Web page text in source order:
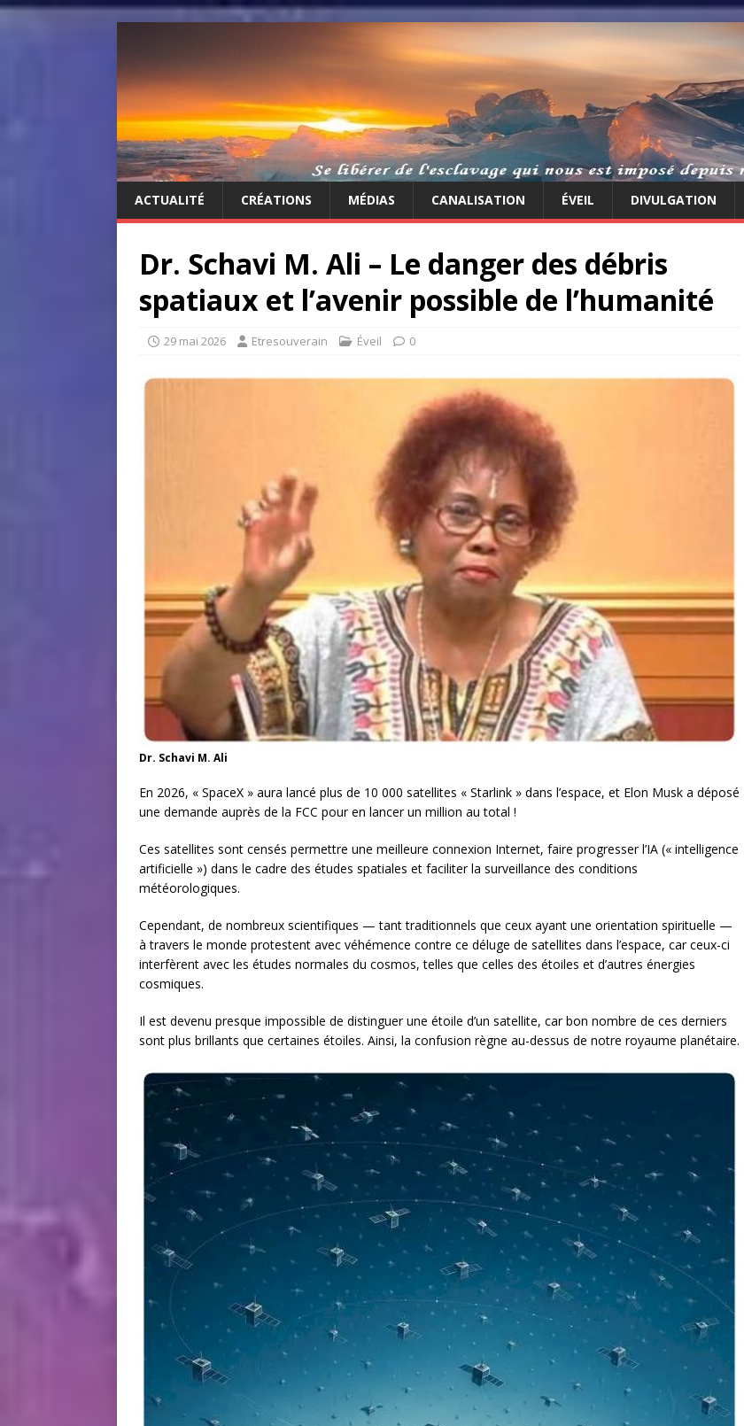
ACTUALITÉ CRÉATIONS MÉDIAS CANALISATION ÉVEIL DIVULGATION
Dr. Schavi M. Ali – Le danger des débris
spatiaux et l’avenir possible de l’humanité
29 mai 2026 Etresouverain Éveil 0
Dr. Schavi M. Ali
En 2026, « SpaceX » aura lancé plus de 10 000 satellites « Starlink » dans l’espace, et Elon Musk a déposé
une demande auprès de la FCC pour en lancer un million au total !
Ces satellites sont censés permettre une meilleure connexion Internet, faire progresser l’IA (« intelligence
artificielle ») dans le cadre des études spatiales et faciliter la surveillance des conditions
météorologiques.
Cependant, de nombreux scientifiques — tant traditionnels que ceux ayant une orientation spirituelle —
à travers le monde protestent avec véhémence contre ce déluge de satellites dans l’espace, car ceux-ci
interfèrent avec les études normales du cosmos, telles que celles des étoiles et d’autres énergies
cosmiques.
Il est devenu presque impossible de distinguer une étoile d’un satellite, car bon nombre de ces derniers
sont plus brillants que certaines étoiles. Ainsi, la confusion règne au-dessus de notre royaume planétaire.